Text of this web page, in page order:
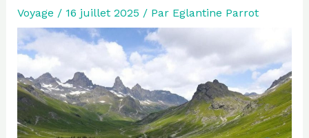
Voyage / 16 juillet 2025 / Par Eglantine Parrot